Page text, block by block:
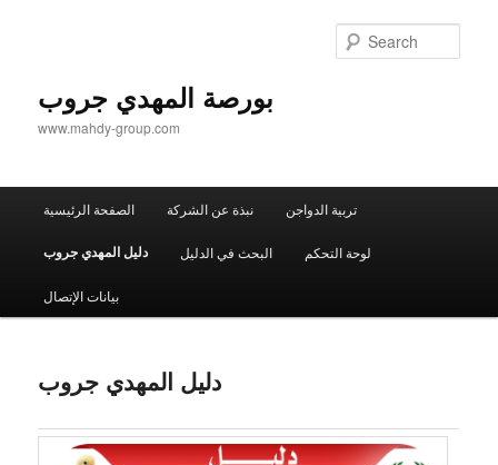
بورصة المهدي جروب
www.mahdy-group.com
الصفحة الرئيسية نبذة عن الشركة تربية الدواجن
دليل المهدي جروب البحث في الدليل لوحة التحكم
بيانات الإتصال
دليل المهدي جروب